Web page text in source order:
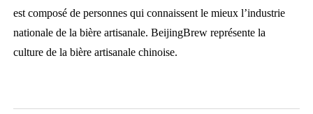
est composé de personnes qui connaissent le mieux l’industrie
nationale de la bière artisanale. BeijingBrew représente la
culture de la bière artisanale chinoise.